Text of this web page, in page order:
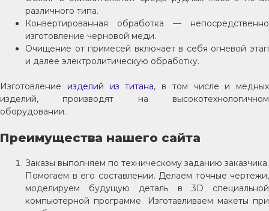
различного типа.
Конвертированная обработка — непосредственно
изготовление черновой меди.
Очищение от примесей включает в себя огневой этап
и далее электролитическую обработку.
Изготовление изделий из титана, в том числе и медных
изделий, производят на высокотехнологичном
оборудовании.
Преимущества нашего сайта
Заказы выполняем по техническому заданию заказчика.
Помогаем в его составлении. Делаем точные чертежи,
моделируем будущую деталь в 3D специальной
компьютерной программе. Изготавливаем макеты при